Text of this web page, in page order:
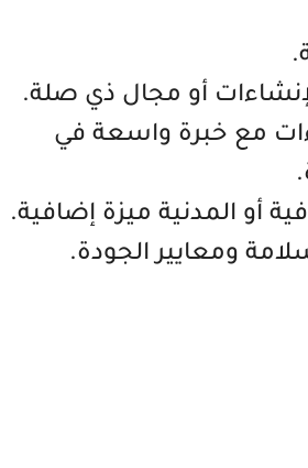
أو مجال ذي صلة.
الإنشاءات مع خبرة واسعة في
أو المدنية ميزة إضافية.
ومعايير الجودة.